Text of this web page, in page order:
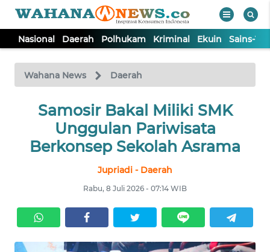
Nasional Daerah Polhukam Kriminal Ekuin Sains-
Wahana News Daerah
Samosir Bakal Miliki SMK
Unggulan Pariwisata
Berkonsep Sekolah Asrama
Jupriadi - Daerah
Rabu, 8 Juli 2026 - 07:14 WIB
TV
Tutup
NASIONAL
DAERAH
KRIMINAL
EKUIN